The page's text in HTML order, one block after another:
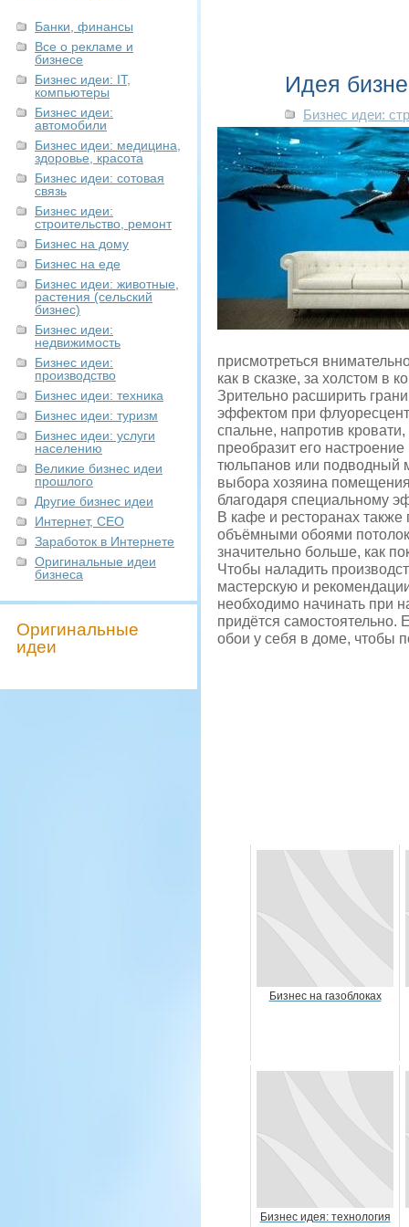
Банки, финансы
Все о рекламе и
бизнесе
Бизнес идеи: IT,
компьютеры
Бизнес идеи:
автомобили
Бизнес идеи: медицина,
здоровье, красота
Бизнес идеи: сотовая
связь
Бизнес идеи:
строительство, ремонт
Бизнес на дому
Бизнес на еде
Бизнес идеи: животные,
растения (сельский
бизнес)
Бизнес идеи:
недвижимость
Бизнес идеи:
производство
Бизнес идеи: техника
Бизнес идеи: туризм
Бизнес идеи: услуги
населению
Великие бизнес идеи
прошлого
Другие бизнес идеи
Интернет, СЕО
Заработок в Интернете
Оригинальные идеи
бизнеса
Оригинальные
идеи
Идея
Бизнес идеи:
присмотреться
как в сказке, за холстом в
Зрительно расширить
эффектом при
спальне, напротив
преобразит его
тюльпанов или подводный
выбора хозяина
благодаря специальному
В кафе и ресторанах
объёмными обоями
значительно больше, как
Чтобы наладить
мастерскую и
необходимо начинать при
придётся самостоятельно.
обои у себя в доме, чтобы
Бизнес на газоблоках
Бизнес идея: технология